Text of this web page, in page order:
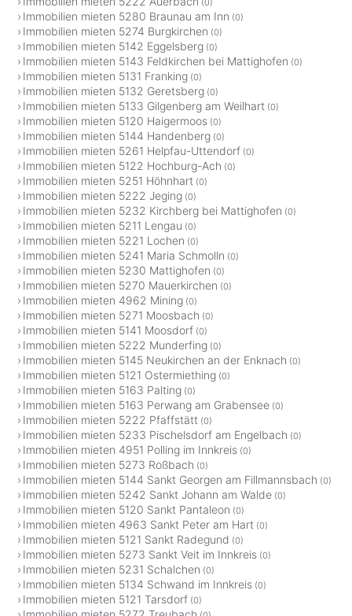
Immobilien mieten 5280 Braunau am Inn (0)
Immobilien mieten 5274 Burgkirchen (0)
Immobilien mieten 5142 Eggelsberg (0)
Immobilien mieten 5143 Feldkirchen bei Mattighofen (0)
Immobilien mieten 5131 Franking (0)
Immobilien mieten 5132 Geretsberg (0)
Immobilien mieten 5133 Gilgenberg am Weilhart (0)
Immobilien mieten 5120 Haigermoos (0)
Immobilien mieten 5144 Handenberg (0)
Immobilien mieten 5261 Helpfau-Uttendorf (0)
Immobilien mieten 5122 Hochburg-Ach (0)
Immobilien mieten 5251 Höhnhart (0)
Immobilien mieten 5222 Jeging (0)
Immobilien mieten 5232 Kirchberg bei Mattighofen (0)
Immobilien mieten 5211 Lengau (0)
Immobilien mieten 5221 Lochen (0)
Immobilien mieten 5241 Maria Schmolln (0)
Immobilien mieten 5230 Mattighofen (0)
Immobilien mieten 5270 Mauerkirchen (0)
Immobilien mieten 4962 Mining (0)
Immobilien mieten 5271 Moosbach (0)
Immobilien mieten 5141 Moosdorf (0)
Immobilien mieten 5222 Munderfing (0)
Immobilien mieten 5145 Neukirchen an der Enknach (0)
Immobilien mieten 5121 Ostermiething (0)
Immobilien mieten 5163 Palting (0)
Immobilien mieten 5163 Perwang am Grabensee (0)
Immobilien mieten 5222 Pfaffstätt (0)
Immobilien mieten 5233 Pischelsdorf am Engelbach (0)
Immobilien mieten 4951 Polling im Innkreis (0)
Immobilien mieten 5273 Roßbach (0)
Immobilien mieten 5144 Sankt Georgen am Fillmannsbach (0)
Immobilien mieten 5242 Sankt Johann am Walde (0)
Immobilien mieten 5120 Sankt Pantaleon (0)
Immobilien mieten 4963 Sankt Peter am Hart (0)
Immobilien mieten 5121 Sankt Radegund (0)
Immobilien mieten 5273 Sankt Veit im Innkreis (0)
Immobilien mieten 5231 Schalchen (0)
Immobilien mieten 5134 Schwand im Innkreis (0)
Immobilien mieten 5121 Tarsdorf (0)